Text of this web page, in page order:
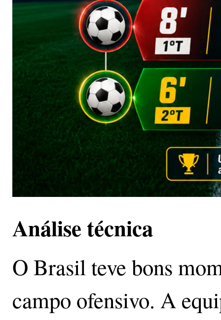
Análise técnica
O Brasil teve bons
campo ofensivo. A